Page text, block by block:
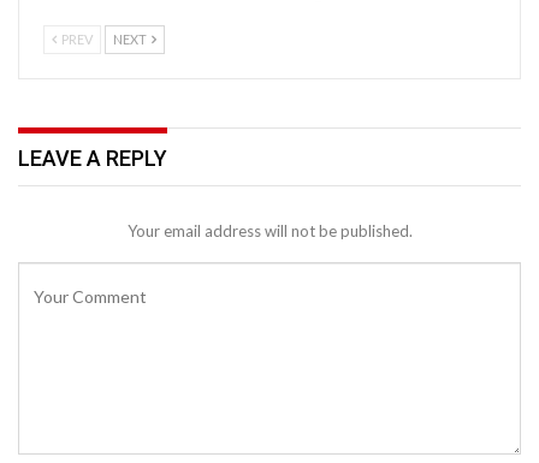
PREV NEXT
LEAVE A REPLY
Your email address will not be published.